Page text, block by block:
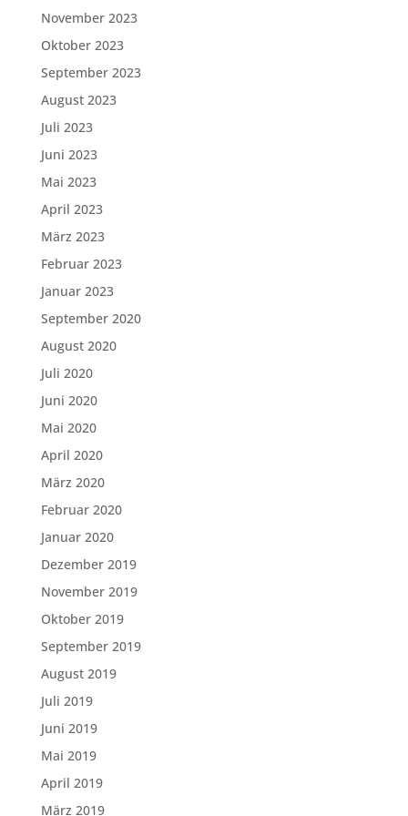
November 2023
Oktober 2023
September 2023
August 2023
Juli 2023
Juni 2023
Mai 2023
April 2023
März 2023
Februar 2023
Januar 2023
September 2020
August 2020
Juli 2020
Juni 2020
Mai 2020
April 2020
März 2020
Februar 2020
Januar 2020
Dezember 2019
November 2019
Oktober 2019
September 2019
August 2019
Juli 2019
Juni 2019
Mai 2019
April 2019
März 2019